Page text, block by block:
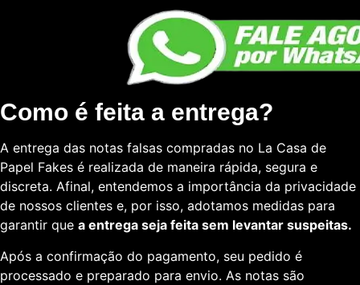
Como é feita a entrega?
A entrega das notas falsas compradas no La Casa de
Papel Fakes é realizada de maneira rápida, segura e
discreta. Afinal, entendemos a importância da privacidade
de nossos clientes e, por isso, adotamos medidas para
garantir que a entrega seja feita sem levantar suspeitas.
Após a confirmação do pagamento, seu pedido é
processado e preparado para envio. As notas são